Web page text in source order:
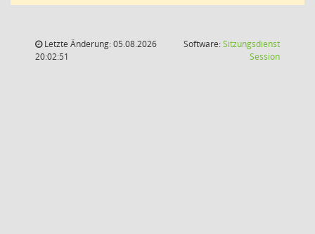
Letzte Änderung: 05.08.2026
20:02:51
Software:Sitzungsdienst
Session(Wird in